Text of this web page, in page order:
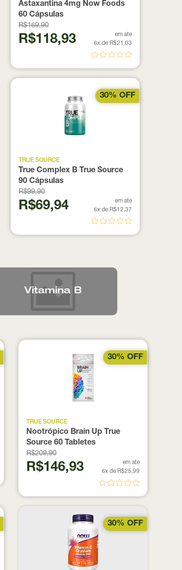
Astaxantina 4mg Now Foods
60 Cápsulas
R$169,90
R$118,93
em ate
6x de R$21,03
30% OFF
TRUE SOURCE
True Complex B True Source
90 Cápsulas
R$99,90
R$69,94
em ate
6x de R$12,37
Vitamina B
30% OFF
TRUE SOURCE
Nootrópico Brain Up True
Source 60 Tabletes
R$209,90
R$146,93
em ate
6x de R$25,99
30% OFF